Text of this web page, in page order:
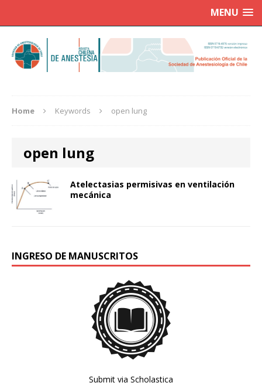
MENU
Home Keywords open lung
open lung
Atelectasias permisivas en ventilación
mecánica
INGRESO DE MANUSCRITOS
Submit via Scholastica